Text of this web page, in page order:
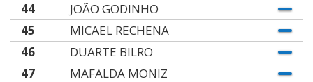
44
JOÃO GODINHO
45
MICAEL RECHENA
46
DUARTE BILRO
47
MAFALDA MONIZ